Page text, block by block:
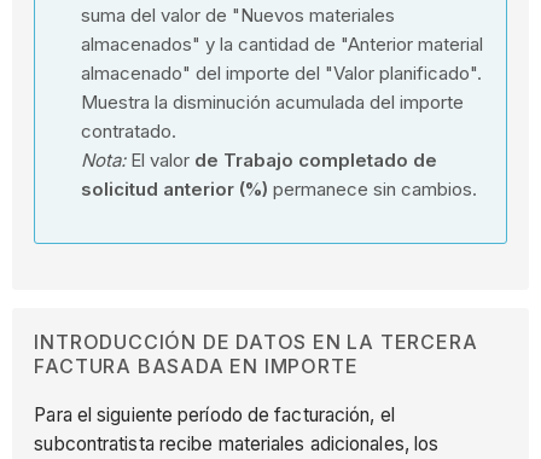
suma del valor de "Nuevos materiales
almacenados" y la cantidad de "Anterior material
almacenado" del importe del "Valor planificado".
Muestra la disminución acumulada del importe
contratado.
Nota: El valor de Trabajo completado de
solicitud anterior (%)permanece sin cambios.
INTRODUCCIÓN DE DATOS EN LA TERCERA
FACTURA BASADA EN IMPORTE
Para el siguiente período de facturación, el
subcontratista recibe materiales adicionales, los